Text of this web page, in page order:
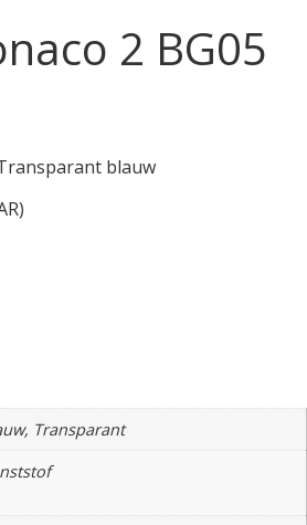
2 BG05
blauw
Transparant